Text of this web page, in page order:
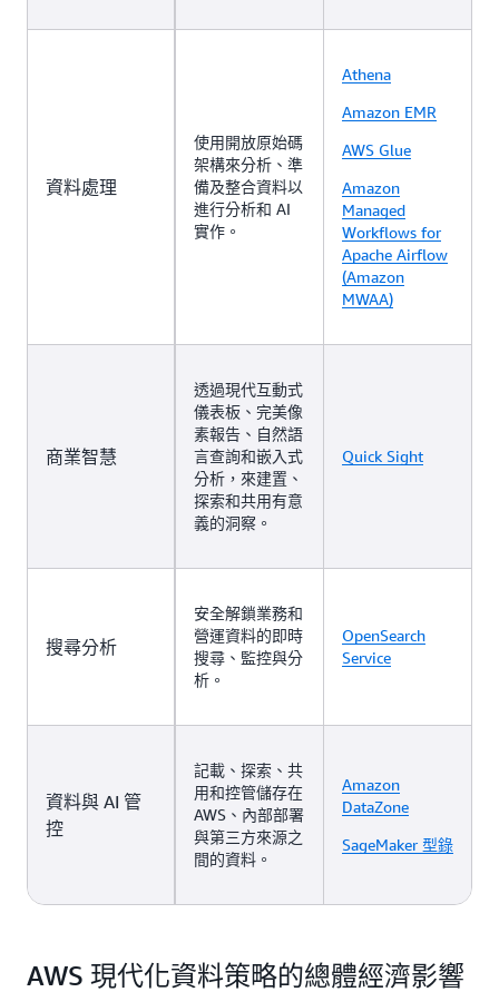
資料處理
使用開放原始碼
架構來分析、準
備及整合資料以
進行分析和 AI
實作。
Athena
Amazon EMR
AWS Glue
Amazon
Managed
Workflows for
Apache Airflow
(Amazon
MWAA)
商業智慧
透過現代互動式
儀表板、完美像
素報告、自然語
言查詢和嵌入式
分析，來建置、
探索和共用有意
義的洞察。
Quick Sight
搜尋分析
安全解鎖業務和
營運資料的即時
搜尋、監控與分
析。
OpenSearch
Service
資料與 AI 管
控
記載、探索、共
用和控管儲存在
AWS、內部部署
與第三方來源之
間的資料。
Amazon
DataZone
SageMaker 型錄
AWS 現代化資料策略的總體經濟影響